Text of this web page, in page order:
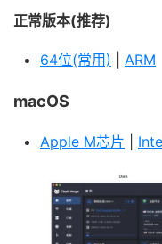
正常版本(推荐)
64位(常用) ARM
macOS
Apple M芯片